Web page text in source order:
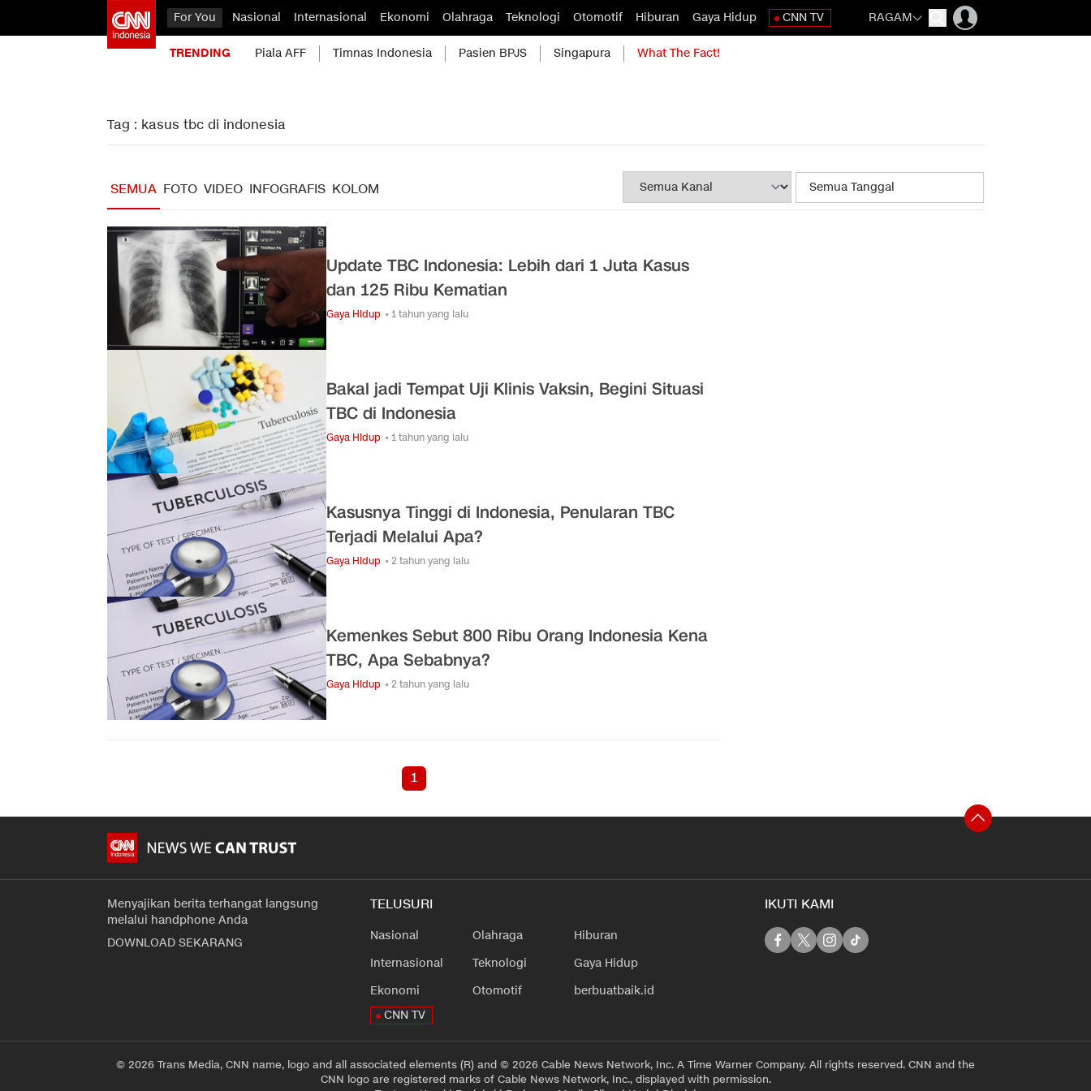
For You Nasional Internasional Ekonomi Olahraga Teknologi Otomotif Hiburan Gaya Hidup CNN TV RAGAM
TRENDING Piala AFF Timnas Indonesia Pasien BPJS Singapura What The Fact!
Tag : kasus tbc di indonesia
SEMUA FOTO VIDEO INFOGRAFIS KOLOM
Update TBC Indonesia: Lebih dari 1 Juta Kasus
dan 125 Ribu Kematian
Gaya Hidup • 1 tahun yang lalu
Bakal jadi Tempat Uji Klinis Vaksin, Begini Situasi
TBC di Indonesia
Gaya Hidup • 1 tahun yang lalu
Kasusnya Tinggi di Indonesia, Penularan TBC
Terjadi Melalui Apa?
Gaya Hidup • 2 tahun yang lalu
Kemenkes Sebut 800 Ribu Orang Indonesia Kena
TBC, Apa Sebabnya?
Gaya Hidup • 2 tahun yang lalu
1
Menyajikan berita terhangat langsung
melalui handphone Anda
DOWNLOAD SEKARANG
TELUSURI
Nasional
Internasional
Ekonomi
Olahraga
Teknologi
Otomotif
Hiburan
Gaya Hidup
berbuatbaik.id
CNN TV
IKUTI KAMI
© 2026 Trans Media, CNN name, logo and all associated elements (R) and © 2026 Cable News Network, Inc. A Time Warner Company. All rights reserved. CNN and the
CNN logo are registered marks of Cable News Network, Inc., displayed with permission.